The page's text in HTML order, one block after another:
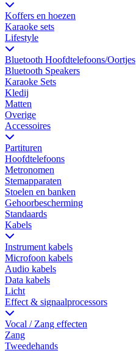
Koffers en hoezen
Karaoke sets
Lifestyle
Bluetooth Hoofdtelefoons/Oortjes
Bluetooth Speakers
Karaoke Sets
Kledij
Matten
Overige
Accessoires
Partituren
Hoofdtelefoons
Metronomen
Stemapparaten
Stoelen en banken
Gehoorbescherming
Standaards
Kabels
Instrument kabels
Microfoon kabels
Audio kabels
Data kabels
Licht
Effect & signaalprocessors
Vocal / Zang effecten
Zang
Tweedehands